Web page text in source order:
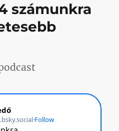
számunkra